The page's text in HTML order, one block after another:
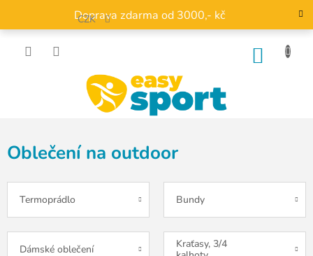
obsah
Doprava zdarma od 3000,- kč
CZK
Oblečení na outdoor
Termoprádlo Bundy
Dámské oblečení
Kraťasy, 3/4